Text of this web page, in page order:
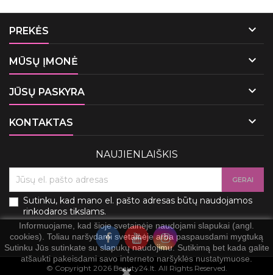
PREKĖS 
MŪSŲ ĮMONĖ 
JŪSŲ PASKYRA 
KONTAKTAS 
Informuojame, kad šioje svetainėje naudojami slapukai (angl.
cookies). Toliau naršydami svetainėje arba paspausdami mygtuką
Sutinku Jūs sutinkate su slapukų naudojimu. Sutikimą bet kada galite
atšaukti pakeisdami savo interneto naršyklės nustatymuose.
NAUJIENLAIŠKIS
Sutinku, kad mano el. pašto adresas būtų naudojamos
rinkodaros tikslams.
© Copyright 2026 Beauty24.lt. All Rights Reserved.